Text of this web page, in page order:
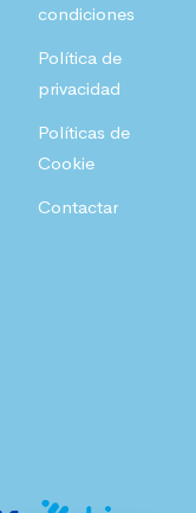
condiciones
Política de
privacidad
Políticas de
Cookie
Contactar